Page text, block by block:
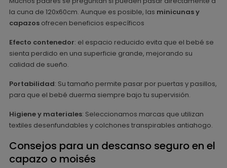
la cuna de 120x60cm. Aunque es posible, las minicunas y
capazos ofrecen beneficios específicos
Efecto contenedor: el espacio reducido evita que el bebé se
sienta perdido en una superficie grande, mejorando su
calidad de sueño.
Portabilidad: Su tamaño permite pasar por puertas y pasillos,
para que el bebé duerma siempre bajo tu supervisión.
Higiene y materiales: Seleccionamos marcas que utilizan
textiles desenfundables y colchones transpirables antiahogo.
Consejos para un descanso seguro en el
capazo o moisés